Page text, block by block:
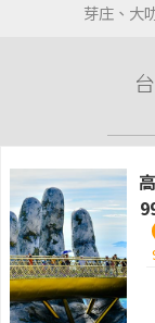
芽庄、大